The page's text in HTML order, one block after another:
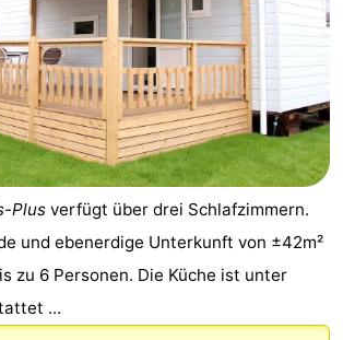
Plus verfügt über drei Schlafzimmern.
und ebenerdige Unterkunft von ±42m²
zu 6 Personen. Die Küche ist unter
...